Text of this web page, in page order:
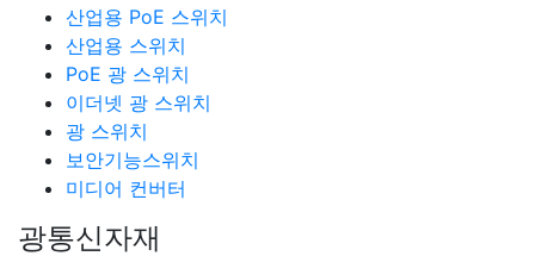
산업용 PoE 스위치
산업용 스위치
PoE 광 스위치
이더넷 광 스위치
광 스위치
보안기능스위치
미디어 컨버터
광통신자재